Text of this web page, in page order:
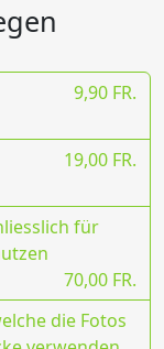
9,90 FR.
19,00 FR.
für
70,00 FR.
die Fotos